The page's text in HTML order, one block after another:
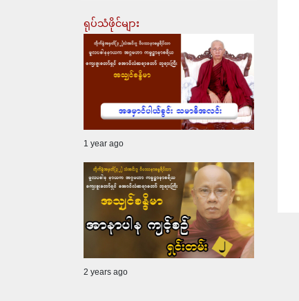
ရုပ်သံဖိုင်များ
1 year ago
2 years ago